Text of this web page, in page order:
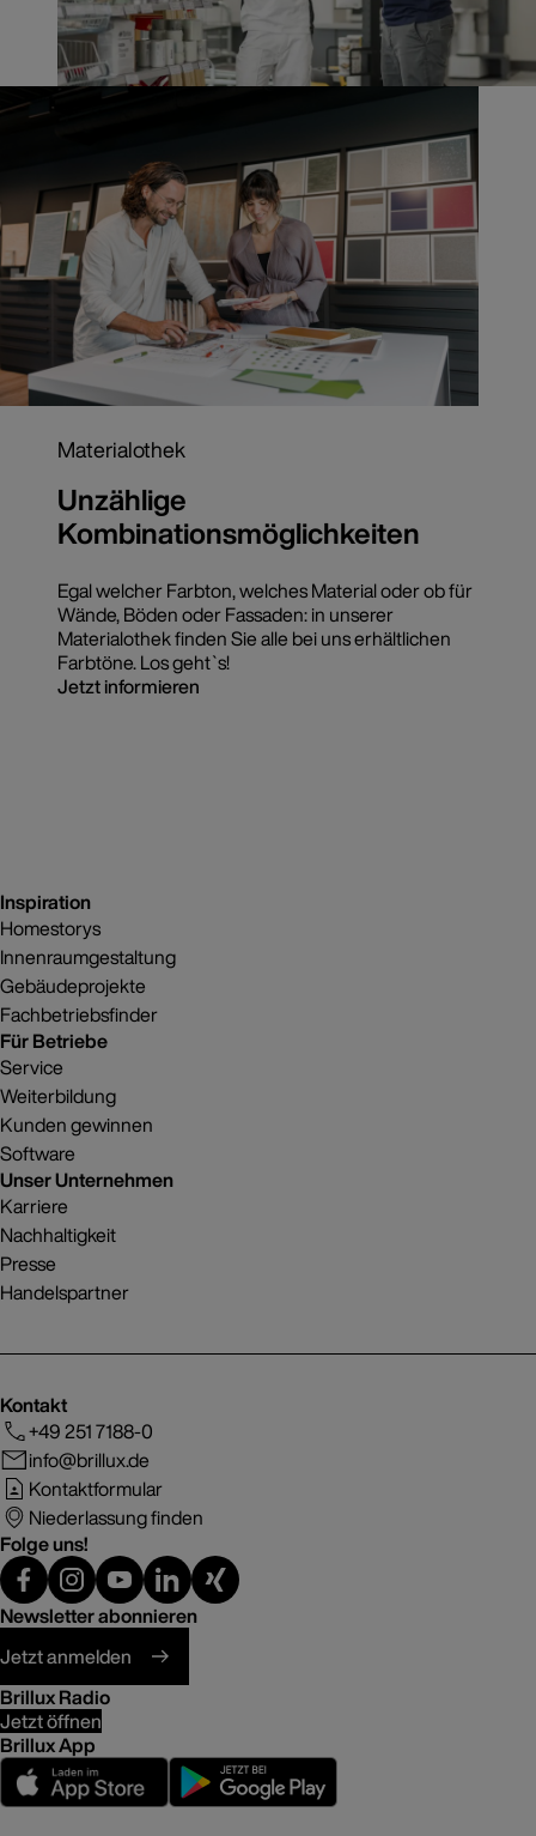
Materialothek
Unzählige
Kombinationsmöglichkeiten
Egal welcher Farbton, welches Material oder ob für
Wände, Böden oder Fassaden: in unserer
Materialothek finden Sie alle bei uns erhältlichen
Farbtöne. Los geht`s!
Jetzt informieren
Inspiration
Homestorys
Innenraumgestaltung
Gebäudeprojekte
Fachbetriebsfinder
Für Betriebe
Service
Weiterbildung
Kunden gewinnen
Software
Unser Unternehmen
Karriere
Nachhaltigkeit
Presse
Handelspartner
Kontakt
+49 251 7188-0
info@brillux.de
Kontaktformular
Niederlassung finden
Folge uns!
Newsletter abonnieren
Jetzt anmelden
Brillux Radio
Jetzt öffnen
Brillux App